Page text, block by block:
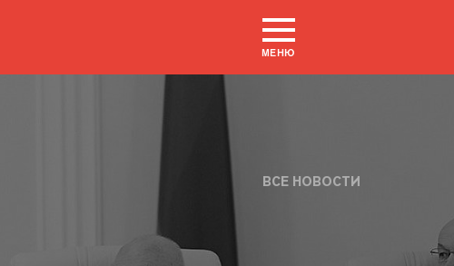
МЕНЮ
ВСЕ НОВОСТИ